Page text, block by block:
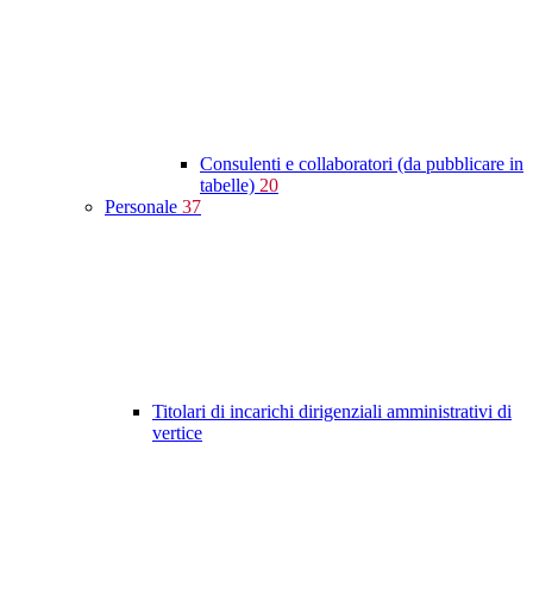
Consulenti e collaboratori (da pubblicare in
tabelle) 20
Personale 37
Titolari di incarichi dirigenziali amministrativi di
vertice